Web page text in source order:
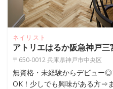
ネイリスト
アトリエはるか阪急神戸三
〒650-0012 兵庫県神戸市中央区
無資格・未経験からデビュー
OK！少しでも興味がある方⇒